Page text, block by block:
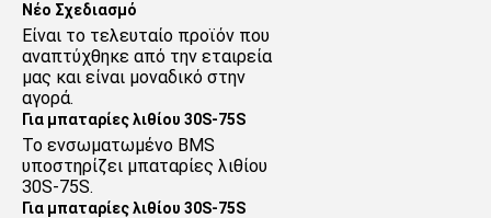
Νέο Σχεδιασμό
Είναι το τελευταίο προϊόν που
αναπτύχθηκε από την εταιρεία
μας και είναι μοναδικό στην
αγορά.
Για μπαταρίες λιθίου 30S-75S
Το ενσωματωμένο BMS
υποστηρίζει μπαταρίες λιθίου
30S-75S.
Για μπαταρίες λιθίου 30S-75S